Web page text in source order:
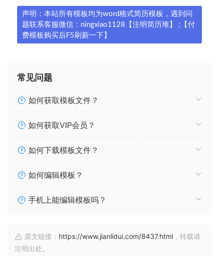
声明：本站所有模板均为word格式简历模板，遇到问
题联系客服微信：ningxiao1128【注明简历堆】 ;【付
费模板购买后F5刷新一下】
常见问题
如何获取模板文件？
如何获取VIP会员？
如何下载模板文件？
如何编辑模板？
手机上能编辑模板吗？
原文链接： https://www.jianlidui.com/8437.html ，转载请
注明出处。